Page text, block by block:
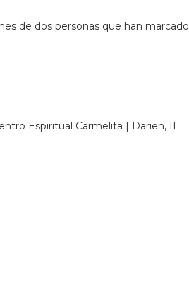
de dos personas que han marcado
Espiritual Carmelita | Darien, IL